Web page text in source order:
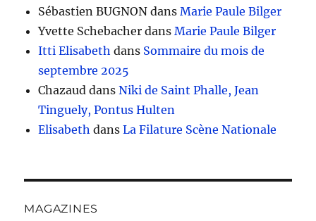
Sébastien BUGNON dansMarie Paule Bilger
Yvette Schebacher dansMarie Paule Bilger
Itti Elisabeth dans Sommaire du mois de
septembre 2025
Chazaud dansNiki de Saint Phalle, Jean
Tinguely, Pontus Hulten
Elisabeth dansLa Filature Scène Nationale
MAGAZINES